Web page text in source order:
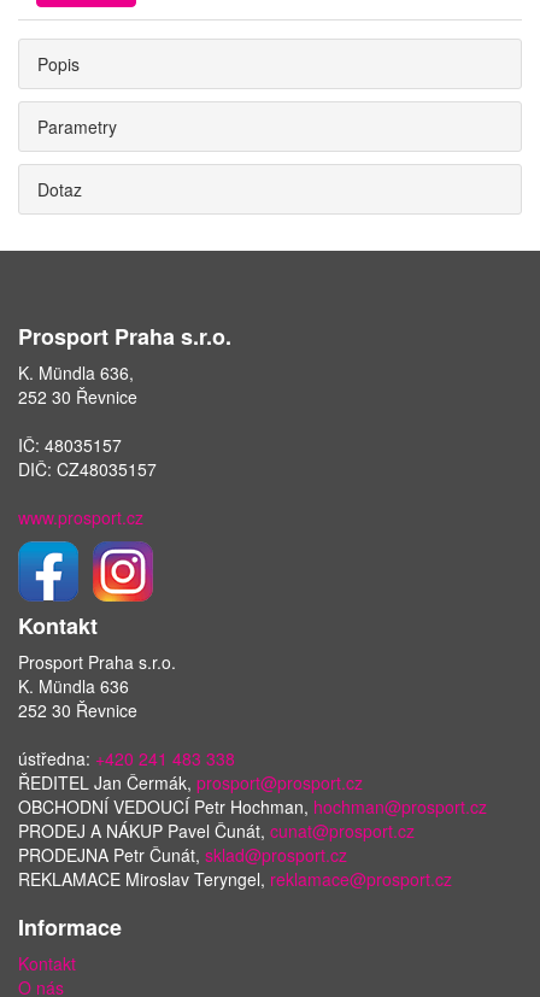
Popis
Parametry
Dotaz
Prosport Praha s.r.o.
K. Mündla 636,
252 30 Řevnice
IČ: 48035157
DIČ: CZ48035157
www.prosport.cz
Kontakt
Prosport Praha s.r.o.
K. Mündla 636
252 30 Řevnice
ústředna: +420 241 483 338
ŘEDITEL Jan Čermák, prosport@prosport.cz
OBCHODNÍ VEDOUCÍ Petr Hochman, hochman@prosport.cz
PRODEJ A NÁKUP Pavel Čunát, cunat@prosport.cz
PRODEJNA Petr Čunát, sklad@prosport.cz
REKLAMACE Miroslav Teryngel, reklamace@prosport.cz
Informace
Kontakt
O nás